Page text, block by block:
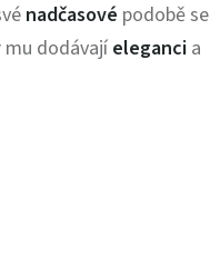
nadčasové podobě se
mu dodávají eleganci a